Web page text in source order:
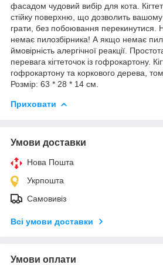
фасадом чудовий вибір для кота.
стійку поверхню, що дозволить
грати, без побоювання перекинутися.
немає пилозбірника! А якщо немає
ймовірність алергічної реакції.
перевага кігтеточок із гофрокартону.
гофрокартону та коркового дерева,
Розмір: 63 * 28 * 14 см.
Приховати
Умови доставки
Нова Пошта
Укрпошта
Самовивіз
Всі умови доставки
Умови оплати